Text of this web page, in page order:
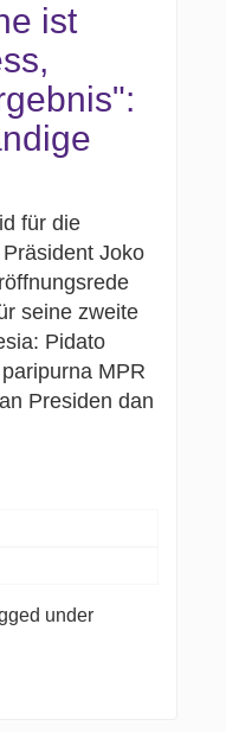
ist
für die
Joko
seine zweite
Pidato
MPR
Presiden dan
under